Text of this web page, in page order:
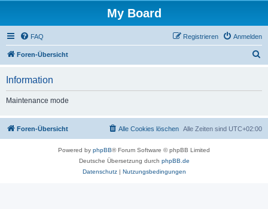
My Board
FAQ Anmelden
Registrieren
Foren-Übersicht
Information
Maintenance mode
Foren-Übersicht Alle Zeiten sind UTC+02:00
Alle Cookies löschen
Powered by phpBB® Forum Software © phpBB Limited
Deutsche Übersetzung durch phpBB.de
Datenschutz| Nutzungsbedingungen